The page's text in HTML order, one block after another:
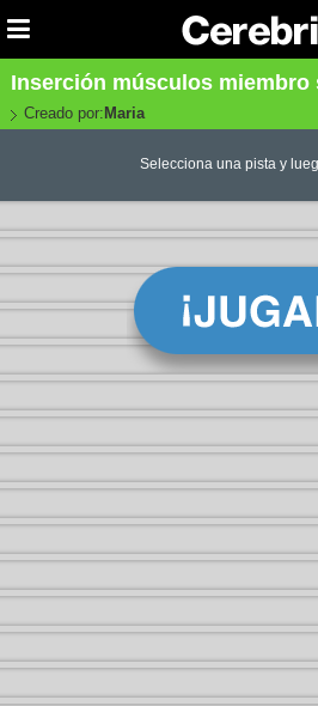
Inserción músculos miembro
Creado por: Maria
Selecciona una pista y